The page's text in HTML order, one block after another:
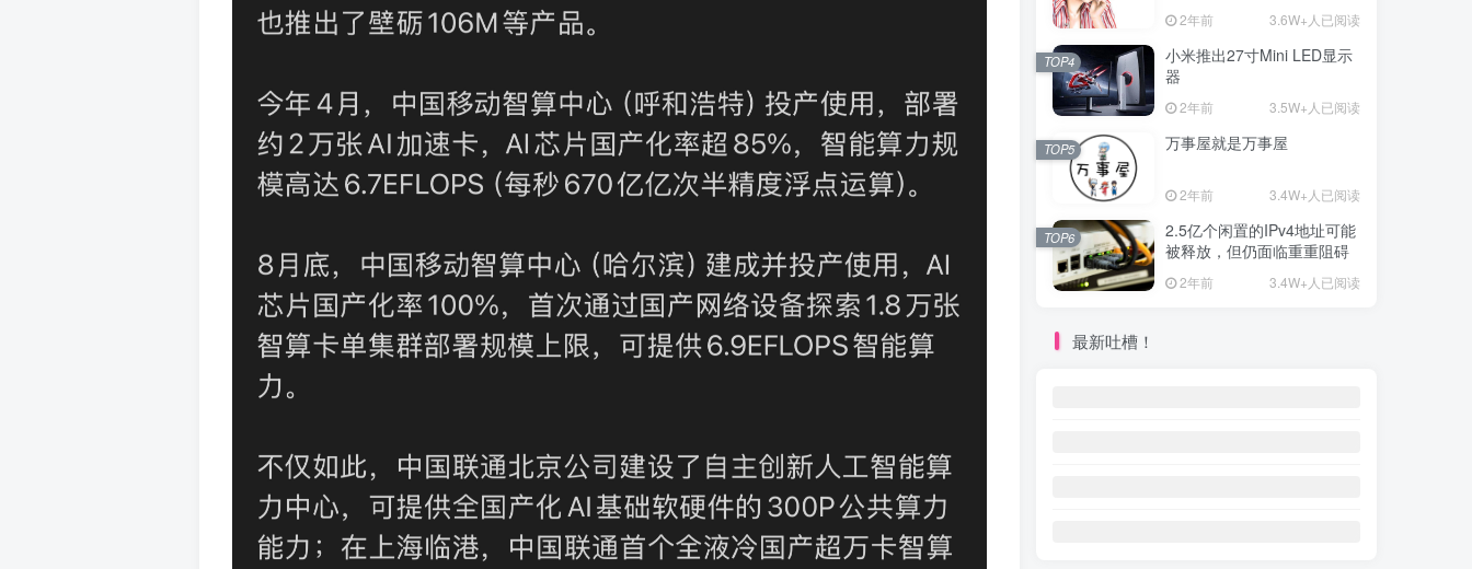
2年前 3.6W+人已阅读
小米推出27寸Mini LED显示
器
2年前 3.5W+人已阅读
TOP4
万事屋就是万事屋
2年前 3.4W+人已阅读
TOP5
2.5亿个闲置的IPv4地址可能
被释放，但仍面临重重阻碍
2年前 3.4W+人已阅读
TOP6
最新吐槽！